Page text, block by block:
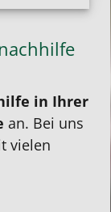
in Ihrer
an. Bei uns
vielen